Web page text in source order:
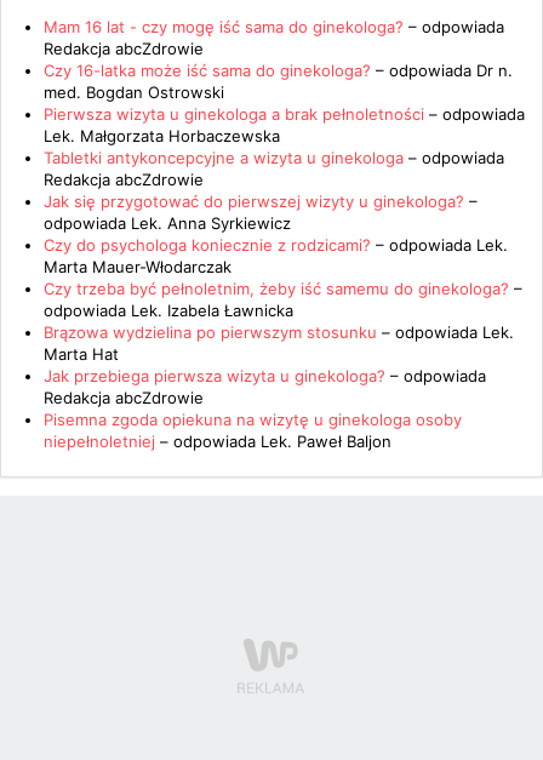
Mam 16 lat - czy mogę iść sama do ginekologa? – odpowiada
Redakcja abcZdrowie
Czy 16-latka może iść sama do ginekologa? – odpowiada Dr n.
med. Bogdan Ostrowski
Pierwsza wizyta u ginekologa a brak pełnoletności – odpowiada
Lek. Małgorzata Horbaczewska
Tabletki antykoncepcyjne a wizyta u ginekologa – odpowiada
Redakcja abcZdrowie
Jak się przygotować do pierwszej wizyty u ginekologa? –
odpowiada Lek. Anna Syrkiewicz
Czy do psychologa koniecznie z rodzicami? – odpowiada Lek.
Marta Mauer-Włodarczak
Czy trzeba być pełnoletnim, żeby iść samemu do ginekologa? –
odpowiada Lek. Izabela Ławnicka
Brązowa wydzielina po pierwszym stosunku – odpowiada Lek.
Marta Hat
Jak przebiega pierwsza wizyta u ginekologa? – odpowiada
Redakcja abcZdrowie
Pisemna zgoda opiekuna na wizytę u ginekologa osoby
niepełnoletniej – odpowiada Lek. Paweł Baljon